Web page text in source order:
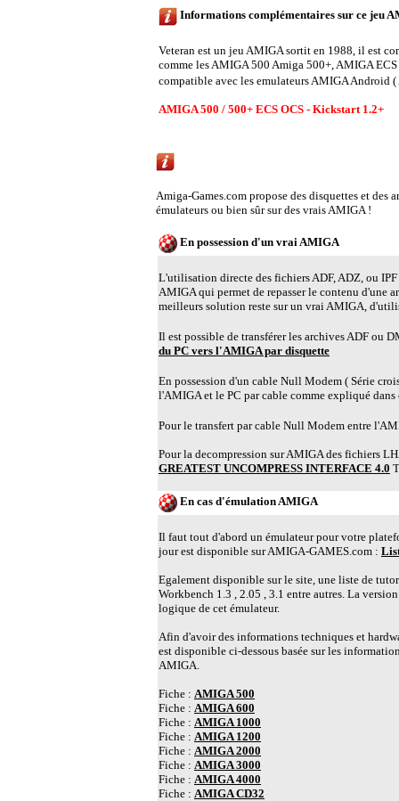
Informations complémentaires sur ce jeu
Veteran est un jeu AMIGA sortit en 1988, il est
comme les AMIGA 500 Amiga 500+, AMIGA
compatible avec les emulateurs AMIGA Android
AMIGA 500 / 500+ ECS OCS - Kickstart 1.2+
Amiga-Games.com propose des disquettes et
émulateurs ou bien sûr sur des vrais AMIGA !
En possession d'un vrai AMIGA
L'utilisation directe des fichiers ADF, ADZ, ou
AMIGA qui permet de repasser le contenu d'une
meilleurs solution reste sur un vrai AMIGA,
Il est possible de transférer les archives ADF ou
du PC vers l'AMIGA par disquette
En possession d'un cable Null Modem ( Série
l'AMIGA et le PC par cable comme expliqué
Pour le transfert par cable Null Modem entre
Pour la decompression sur AMIGA des fichiers
GREATEST UNCOMPRESS INTERFACE 4.0
En cas d'émulation AMIGA
Il faut tout d'abord un émulateur pour votre
jour est disponible sur AMIGA-GAMES.com :
Egalement disponible sur le site, une liste de
Workbench 1.3 , 2.05 , 3.1 entre autres. La
logique de cet émulateur.
Afin d'avoir des informations techniques et
est disponible ci-dessous basée sur les
AMIGA.
Fiche : AMIGA 500
Fiche : AMIGA 600
Fiche : AMIGA 1000
Fiche : AMIGA 1200
Fiche : AMIGA 2000
Fiche : AMIGA 3000
Fiche : AMIGA 4000
Fiche : AMIGA CD32